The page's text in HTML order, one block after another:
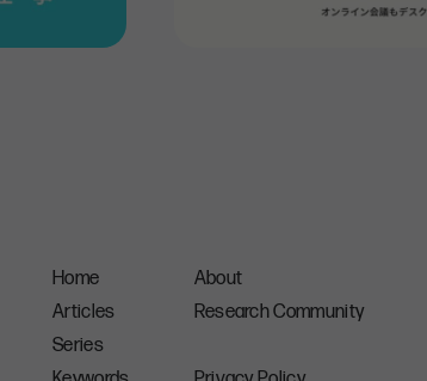
メリカって社会に立つとみんな同じスタートライン
らです。それは一つの会社では難しいかなと。」
えてアメリカ式なんですね。」
Home
About
Articles
Research Community
Series